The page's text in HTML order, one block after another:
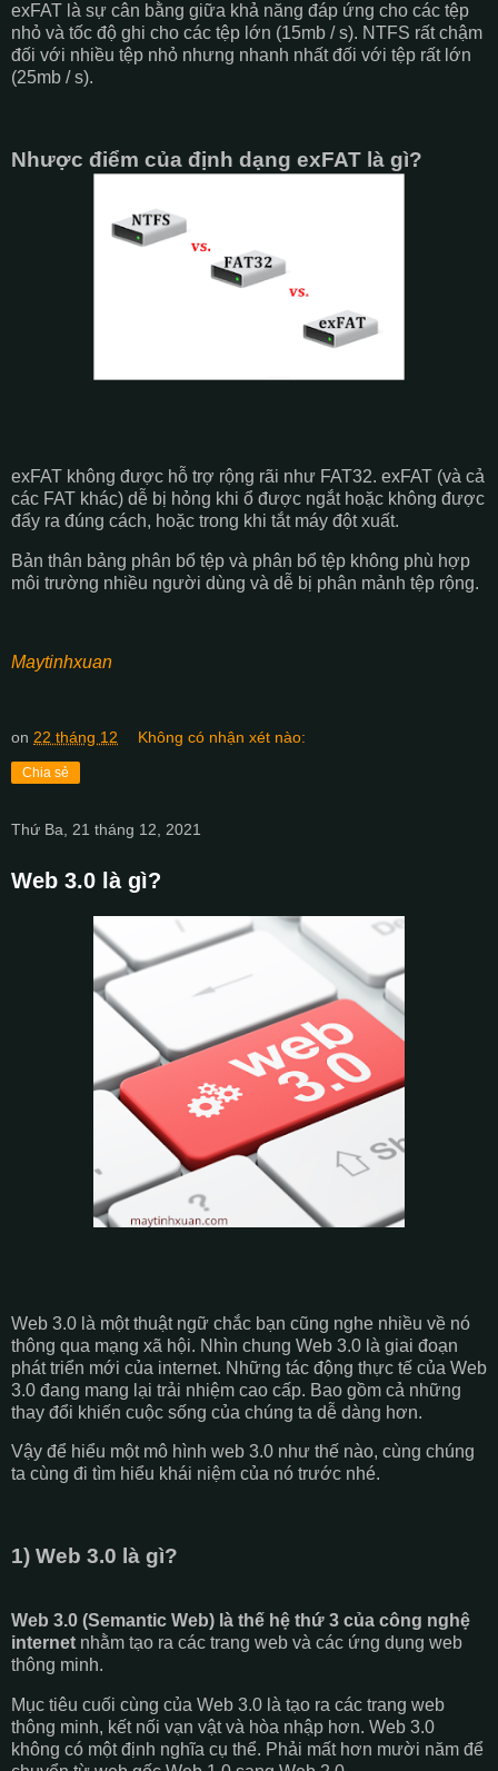
exFAT là sự cân bằng giữa khả năng đáp ứng cho các tệp
nhỏ và tốc độ ghi cho các tệp lớn (15mb / s). NTFS rất chậm
đối với nhiều tệp nhỏ nhưng nhanh nhất đối với tệp rất lớn
(25mb / s).
Nhược điểm của định dạng exFAT là gì?
exFAT không được hỗ trợ rộng rãi như FAT32. exFAT (và cả
các FAT khác) dễ bị hỏng khi ổ được ngắt hoặc không được
đẩy ra đúng cách, hoặc trong khi tắt máy đột xuất.
Bản thân bảng phân bổ tệp và phân bổ tệp không phù hợp
môi trường nhiều người dùng và dễ bị phân mảnh tệp rộng.
Maytinhxuan
on 22 tháng 12 Không có nhận xét nào:
Chia sẻ
Thứ Ba, 21 tháng 12, 2021
Web 3.0 là gì?
Web 3.0 là một thuật ngữ chắc bạn cũng nghe nhiều về nó
thông qua mạng xã hội. Nhìn chung Web 3.0 là giai đoạn
phát triển mới của internet. Những tác động thực tế của Web
3.0 đang mang lại trải nhiệm cao cấp. Bao gồm cả những
thay đổi khiến cuộc sống của chúng ta dễ dàng hơn.
Vậy để hiểu một mô hình web 3.0 như thế nào, cùng chúng
ta cùng đi tìm hiểu khái niệm của nó trước nhé.
1) Web 3.0 là gì?
Web 3.0 (Semantic Web) là thế hệ thứ 3 của công nghệ
internet nhằm tạo ra các trang web và các ứng dụng web
thông minh.
Mục tiêu cuối cùng của Web 3.0 là tạo ra các trang web
thông minh, kết nối vạn vật và hòa nhập hơn. Web 3.0
không có một định nghĩa cụ thể. Phải mất hơn mười năm để